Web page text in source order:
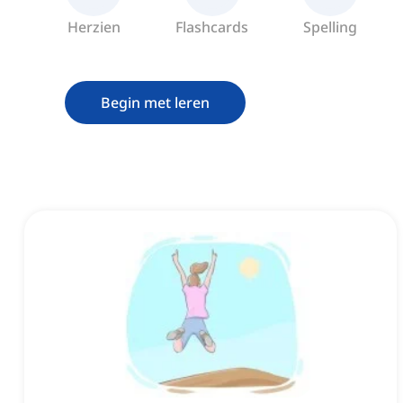
Herzien Flashcards Spelling
Begin met leren